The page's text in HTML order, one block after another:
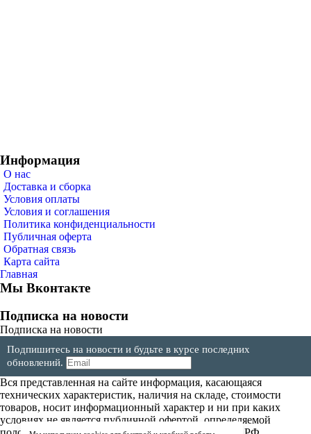
Информация
О нас
Доставка и сборка
Условия оплаты
Условия и соглашения
Политика конфиденциальности
Публичная оферта
Обратная связь
Карта сайта
Главная
Мы Вконтакте
Подписка на новости
Подписка на новости
Подпишитесь на новости и будьте в курсе последних
обновлений.
Вся представленная на сайте информация, касающаяся
технических характеристик, наличия на складе, стоимости
товаров, носит информационный характер и ни при каких
условиях не является публичной офертой, определяемой